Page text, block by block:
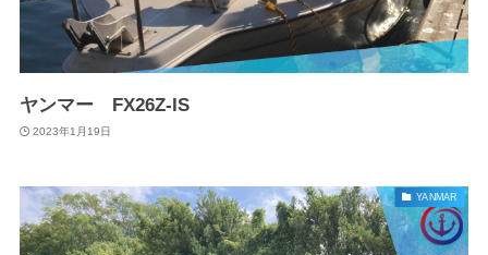
ヤンマー FX26Z-IS
2023年1月19日
YANMAR